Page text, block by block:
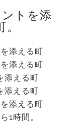
トを添
添える町
添える町
添える町
添える町
添える町
1時間。